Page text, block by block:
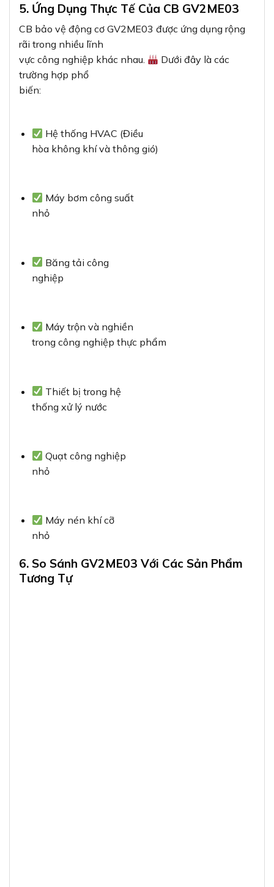
5. Ứng Dụng Thực Tế Của CB GV2ME03
CB bảo vệ động cơ GV2ME03 được ứng dụng rộng
rãi trong nhiều lĩnh
vực công nghiệp khác nhau.
Dưới đây là các
trường hợp phổ
biến:
Hệ thống HVAC (Điều
hòa không khí và thông gió)
Máy bơm công suất
nhỏ
Băng tải công
nghiệp
Máy trộn và nghiền
trong công nghiệp thực phẩm
Thiết bị trong hệ
thống xử lý nước
Quạt công nghiệp
nhỏ
Máy nén khí cỡ
nhỏ
6. So Sánh GV2ME03 Với Các Sản Phẩm
Tương Tự